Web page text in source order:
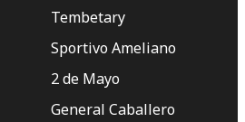
Tembetary
Sportivo Ameliano
2 de Mayo
General Caballero